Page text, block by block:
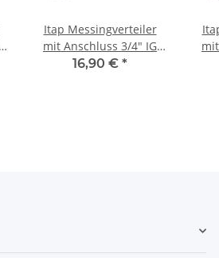
Itap Messingverteiler
mit Anschluss 3/4" IG
x1/2" IG Achsmaß 38mm
16,90 € *